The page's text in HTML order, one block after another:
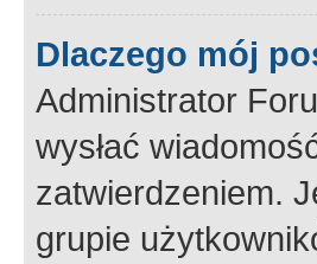
Dlaczego mój
Administrator
wysłać
zatwierdzeniem.
grupie